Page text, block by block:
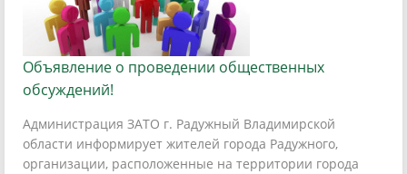
Объявление о проведении общественных
обсуждений!
Администрация ЗАТО г. Радужный Владимирской
области информирует жителей города Радужного,
организации, расположенные на территории города